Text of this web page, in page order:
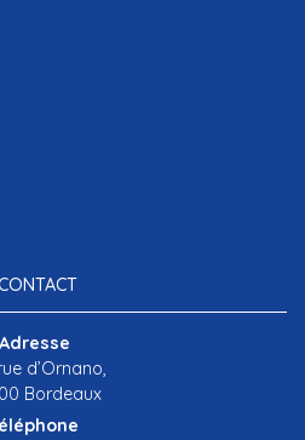
Adresse
d’Ornano,
Bordeaux